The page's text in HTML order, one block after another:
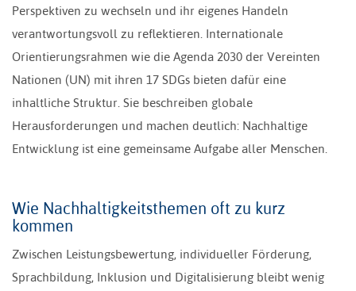
Perspektiven zu wechseln und ihr eigenes Handeln
verantwortungsvoll zu reflektieren. Internationale
Orientierungsrahmen wie die Agenda 2030 der Vereinten
Nationen (UN) mit ihren 17 SDGs bieten dafür eine
inhaltliche Struktur. Sie beschreiben globale
Herausforderungen und machen deutlich: Nachhaltige
Entwicklung ist eine gemeinsame Aufgabe aller Menschen.
Wie Nachhaltigkeitsthemen oft zu kurz
kommen
Zwischen Leistungsbewertung, individueller Förderung,
Sprachbildung, Inklusion und Digitalisierung bleibt wenig